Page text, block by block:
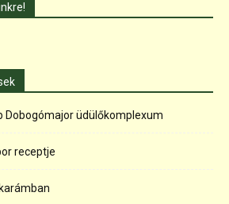
Dobogómajor üdülőkomplexum
receptje